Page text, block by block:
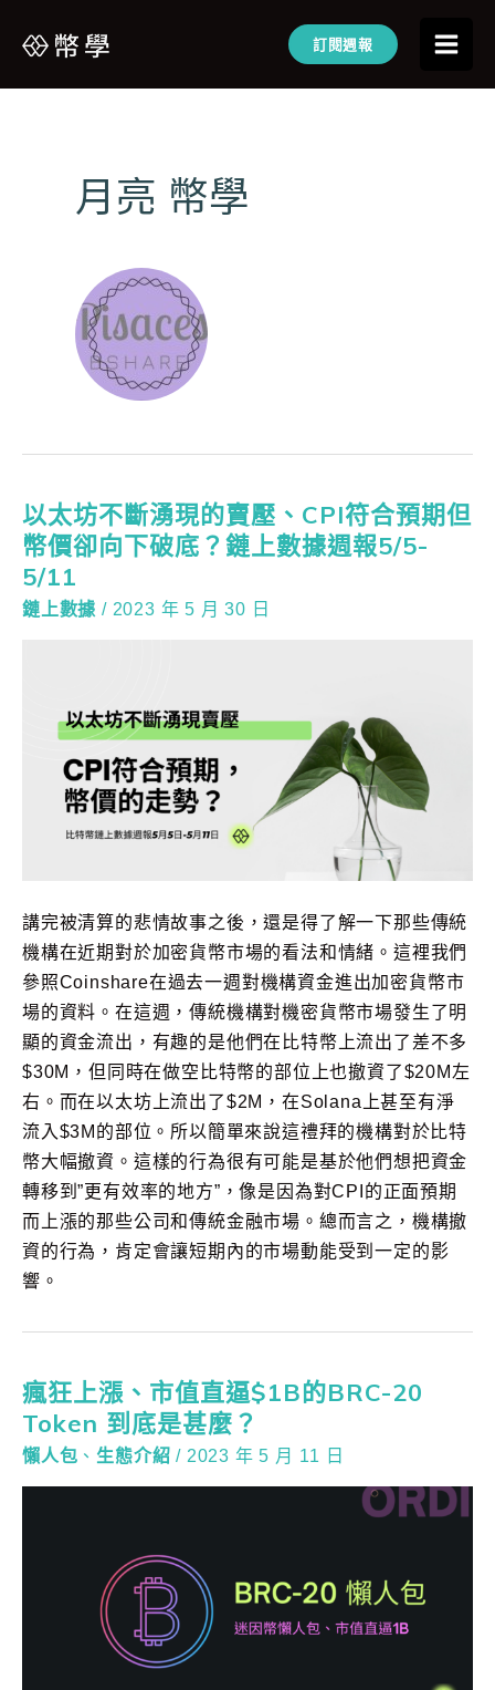
訂閱週報
月亮 幣學
以太坊不斷湧現的賣壓、CPI符合預期但
幣價卻向下破底？鏈上數據週報5/5-
5/11
鏈上數據 / 2023 年 5 月 30 日
講完被清算的悲情故事之後，還是得了解一下那些傳統
機構在近期對於加密貨幣市場的看法和情緒。這裡我們
參照Coinshare在過去一週對機構資金進出加密貨幣市
場的資料。在這週，傳統機構對機密貨幣市場發生了明
顯的資金流出，有趣的是他們在比特幣上流出了差不多
$30M，但同時在做空比特幣的部位上也撤資了$20M左
右。而在以太坊上流出了$2M，在Solana上甚至有淨
流入$3M的部位。所以簡單來說這禮拜的機構對於比特
幣大幅撤資。這樣的行為很有可能是基於他們想把資金
轉移到”更有效率的地方”，像是因為對CPI的正面預期
而上漲的那些公司和傳統金融市場。總而言之，機構撤
資的行為，肯定會讓短期內的市場動能受到一定的影
響。
瘋狂上漲、市值直逼$1B的BRC-20
Token 到底是甚麼？
懶人包 、 生態介紹 / 2023 年 5 月 11 日